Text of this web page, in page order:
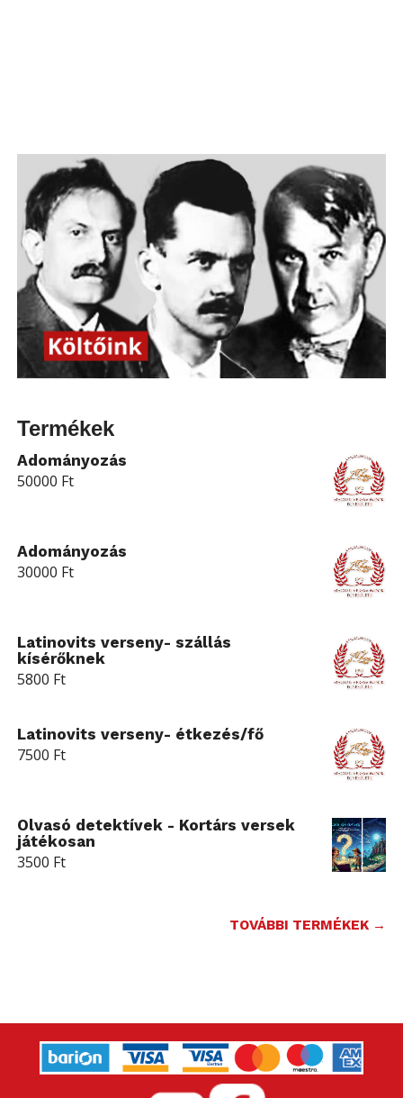
Termékek
Adományozás
50000 Ft
Adományozás
30000 Ft
Latinovits verseny- szállás
kísérőknek
5800 Ft
Latinovits verseny- étkezés/fő
7500 Ft
Olvasó detektívek - Kortárs versek
játékosan
3500 Ft
TOVÁBBI TERMÉKEK →